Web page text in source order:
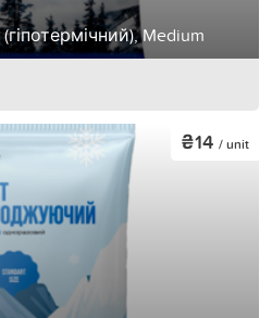
Medium
₴14 / unit